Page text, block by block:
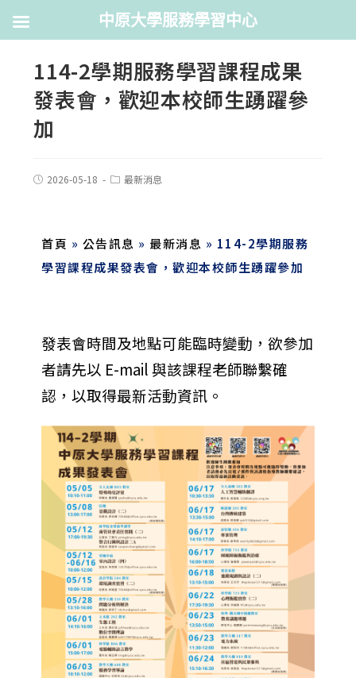
114-2學期服務學習課程成果
發表會，歡迎本校師生踴躍參
加
2026-05-18 最新消息
首頁 » 公告訊息 » 最新消息 » 114-2學期服務
學習課程成果發表會，歡迎本校師生踴躍參加
發表會時間及地點可能臨時變動，欲參加
者請先以 E-mail 與該課程老師聯繫確
認，以取得最新活動資訊。
中原大學服務學習中心